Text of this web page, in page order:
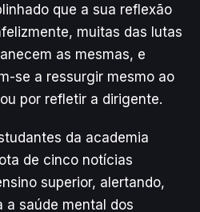
que a sua reflexão
muitas das lutas
as mesmas, e
se a ressurgir mesmo ao
por refletir a dirigente.
da academia
de cinco notícias
superior, alertando,
a saúde mental dos